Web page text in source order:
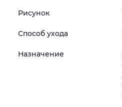
Рисунок
Способ ухода
Назначение